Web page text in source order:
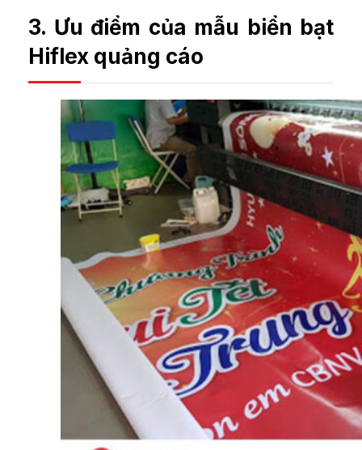
3. Ưu điểm của mẫu biển bạt
Hiflex quảng cáo